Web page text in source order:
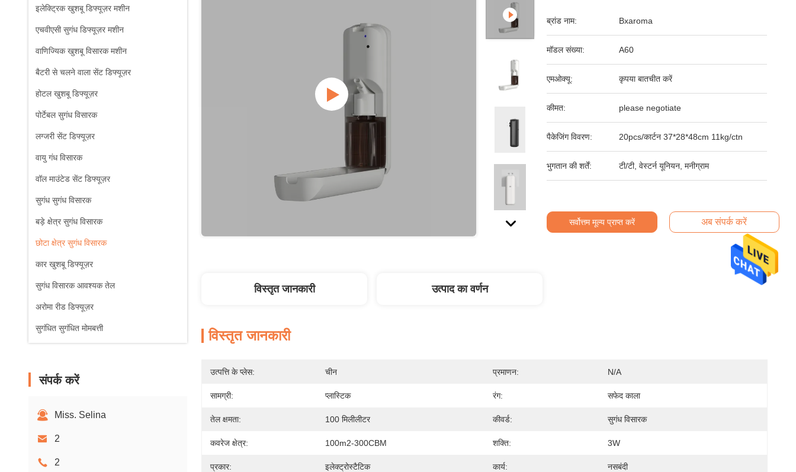
इलेक्ट्रिक खुशबू डिफ्यूज़र मशीन
एचवीएसी सुगंध डिफ्यूज़र मशीन
वाणिज्यिक खुशबू विसारक मशीन
बैटरी से चलने वाला सेंट डिफ्यूज़र
होटल खुशबू डिफ्यूज़र
पोर्टेबल सुगंध विसारक
लग्जरी सेंट डिफ्यूज़र
वायु गंध विसारक
वॉल माउंटेड सेंट डिफ्यूज़र
सुगंध सुगंध विसारक
बड़े क्षेत्र सुगंध विसारक
छोटा क्षेत्र सुगंध विसारक
कार खुशबू डिफ्यूज़र
सुगंध विसारक आवश्यक तेल
अरोमा रीड डिफ्यूज़र
सुगंधित सुगंधित मोमबत्ती
संपर्क करें
Miss. Selina
2
2
ब्रांड नाम: Bxaroma
मॉडल संख्या: A60
एमओक्यू: कृपया बातचीत करें
कीमत: please negotiate
पैकेजिंग विवरण: 20pcs/कार्टन 37*28*48cm 11kg/ctn
भुगतान की शर्तें: टी/टी, वेस्टर्न यूनियन, मनीग्राम
सर्वोत्तम मूल्य प्राप्त करें अब संपर्क करें
विस्तृत जानकारी उत्पाद का वर्णन
विस्तृत जानकारी
उत्पत्ति के प्लेस: चीन प्रमाणन: N/A
सामग्री: प्लास्टिक रंग: सफेद काला
तेल क्षमता: 100 मिलीलीटर कीवर्ड: सुगंध विसारक
कवरेज क्षेत्र: 100m2-300CBM शक्ति: 3W
प्रकार: इलेक्ट्रोस्टैटिक कार्य: नसबंदी